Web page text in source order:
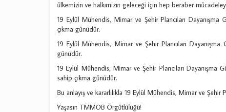
ülkemizin ve halkımızın geleceği için hep beraber
19 Eylül Mühendis, Mimar ve Şehir Plancıları Dayanışma
çıkma günüdür.
19 Eylül Mühendis, Mimar ve Şehir Plancıları Dayanışma
günüdür.
19 Eylül Mühendis, Mimar ve Şehir Plancıları Dayanışma
sahip çıkma günüdür.
Bu anlayış ve kararlılıkla 19 Eylül Mühendis, Mimar ve Şehir
Yaşasın TMMOB Örgütlülüğü!